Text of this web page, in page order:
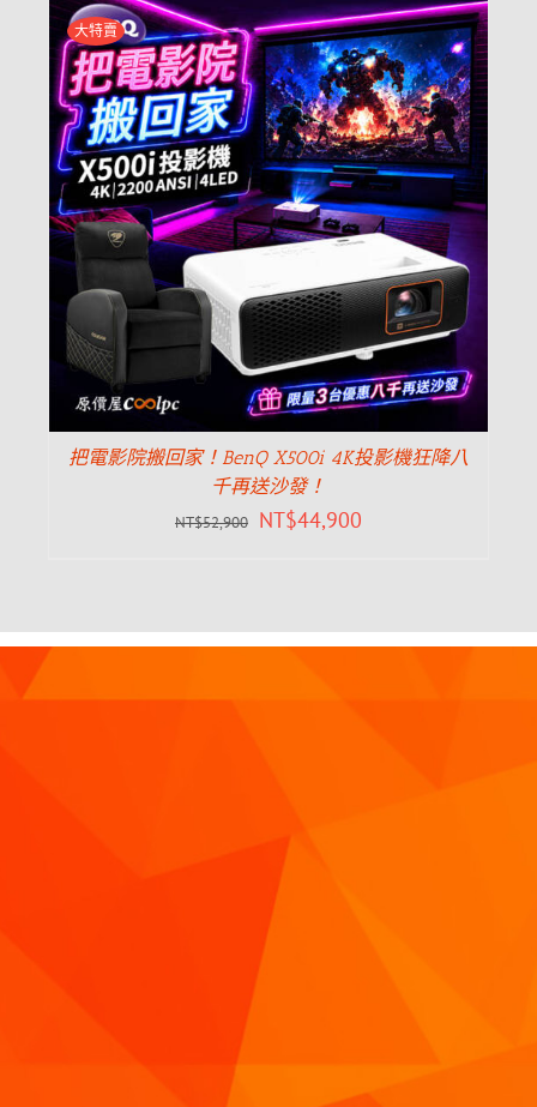
大特賣
把電影院搬回家！BenQ X500i 4K投影機狂降八
千再送沙發！
NT$52,900 NT$44,900